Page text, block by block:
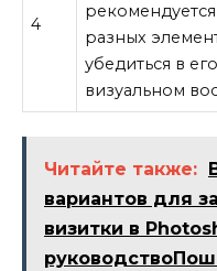
4
разных
убедиться в
визуальном
Читайте также:
вариантов для
визитки в